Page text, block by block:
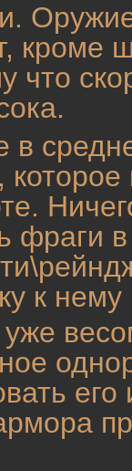
что
в
фраги
к
уже